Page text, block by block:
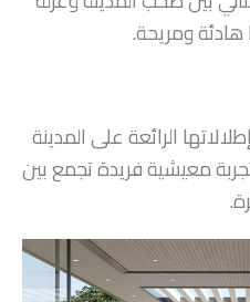
هادئة ومريحة.
الرائعة على المدينة
معيشية فريدة تجمع بين